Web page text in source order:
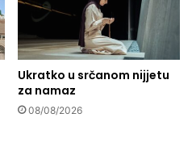
Ukratko u srčanom nijjetu
za namaz
08/08/2026